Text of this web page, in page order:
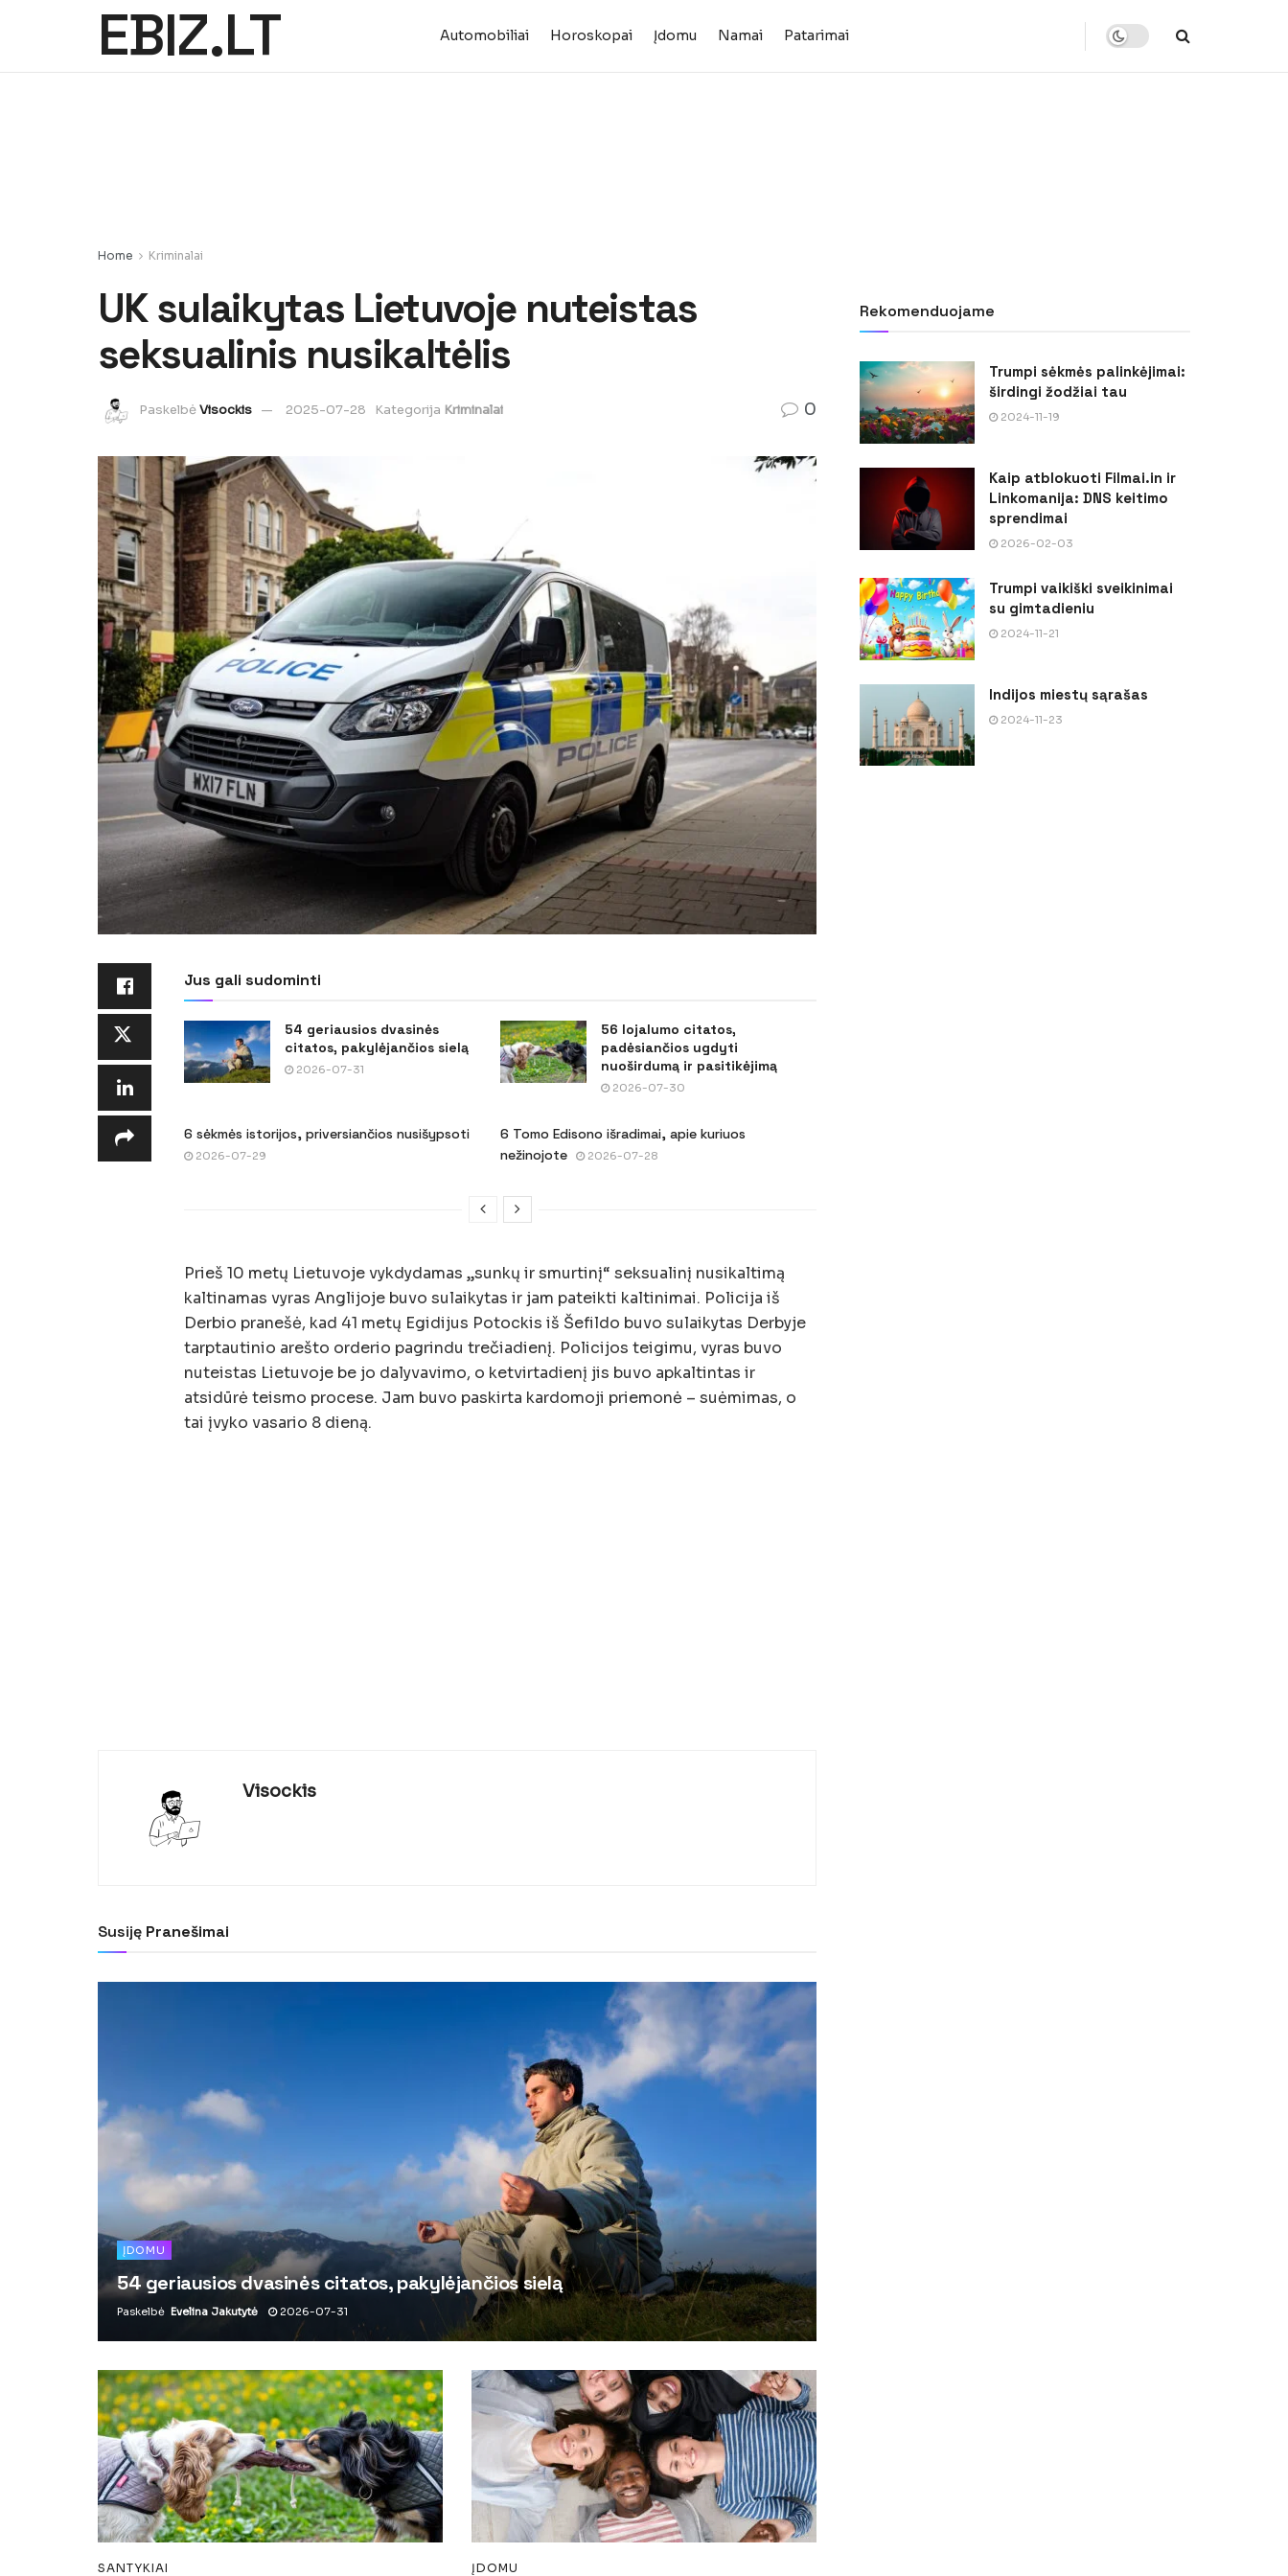
EBIZ.LT Automobiliai Horoskopai Įdomu Namai Patarimai
Home Kriminalai
UK sulaikytas Lietuvoje nuteistas
seksualinis nusikaltėlis
PaskelbėVisockis 2025-07-28 Kategorija Kriminalai 0
Jus gali sudominti
54 geriausios dvasinės
citatos, pakylėjančios sielą
2026-07-31
56 lojalumo citatos,
padėsiančios ugdyti
nuoširdumą ir pasitikėjimą
2026-07-30
6 sėkmės istorijos, priversiančios nusišypsoti
2026-07-29
6 Tomo Edisono išradimai, apie kuriuos
nežinojote
2026-07-28
Prieš 10 metų Lietuvoje vykdydamas „sunkų ir smurtinį“ seksualinį nusikaltimą
kaltinamas vyras Anglijoje buvo sulaikytas ir jam pateikti kaltinimai. Policija iš
Derbio pranešė, kad 41 metų Egidijus Potockis iš Šefildo buvo sulaikytas Derbyje
tarptautinio arešto orderio pagrindu trečiadienį. Policijos teigimu, vyras buvo
nuteistas Lietuvoje be jo dalyvavimo, o ketvirtadienį jis buvo apkaltintas ir
atsidūrė teismo procese. Jam buvo paskirta kardomoji priemonė – suėmimas, o
tai įvyko vasario 8 dieną.
Visockis
Susiję Pranešimai
ĮDOMU
54 geriausios dvasinės citatos, pakylėjančios sielą
Paskelbė Evelina Jakutytė 2026-07-31
SANTYKIAI ĮDOMU
Rekomenduojame
Trumpi sėkmės palinkėjimai:
širdingi žodžiai tau
2024-11-19
Kaip atblokuoti Filmai.in ir
Linkomanija: DNS keitimo
sprendimai
2026-02-03
Trumpi vaikiški sveikinimai
su gimtadieniu
2024-11-21
Indijos miestų sąrašas
2024-11-23